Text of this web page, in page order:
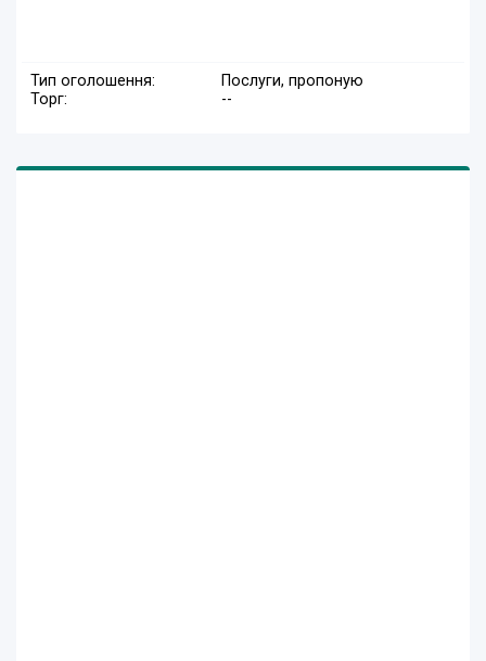
Тип оголошення:
Послуги, пропоную
Торг:
--